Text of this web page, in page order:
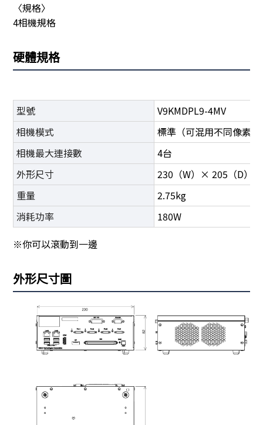
〈規格〉
4相機規格
硬體規格
型號
V9KMDPL9-4MV
相機模式
標準（可混用不同像素
相機最大連接數
4台
外形尺寸
230（W）× 205（D）
重量
2.75kg
消耗功率
180W
※你可以滾動到一邊
外形尺寸圖